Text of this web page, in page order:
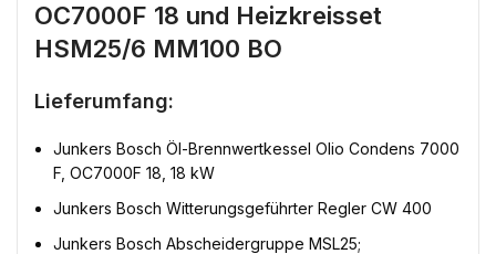
OC7000F 18 und Heizkreisset
HSM25/6 MM100 BO
Lieferumfang:
Junkers Bosch Öl-Brennwertkessel Olio Condens 7000
F, OC7000F 18, 18 kW
Junkers Bosch Witterungsgeführter Regler CW 400
Junkers Bosch Abscheidergruppe MSL25;